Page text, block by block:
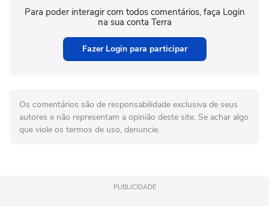
Para poder interagir com todos comentários, faça Login
na sua conta Terra
Fazer Login para participar
Os comentários são de responsabilidade exclusiva de seus
autores e não representam a opinião deste site. Se achar algo
que viole os termos de uso, denuncie.
PUBLICIDADE